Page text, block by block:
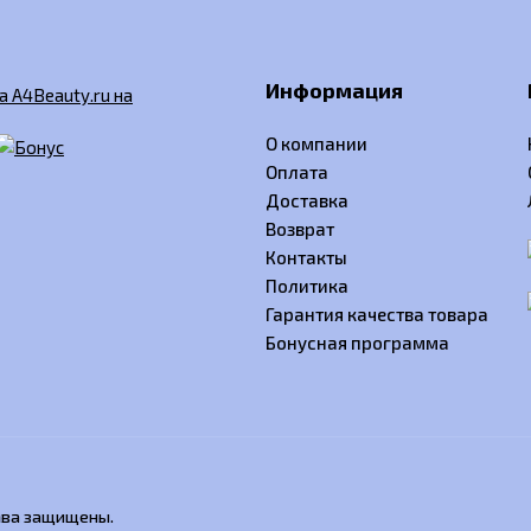
Информация
О компании
Оплата
Доставка
Возврат
Контакты
Политика
Гарантия качества товара
Бонусная программа
защищены.